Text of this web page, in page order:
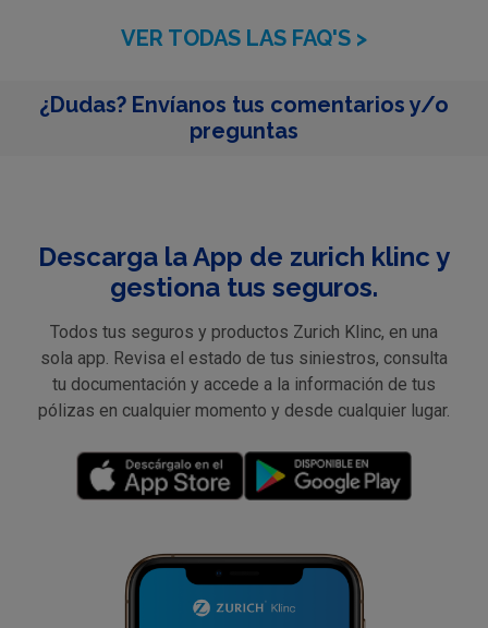
VER TODAS LAS FAQ'S >
¿Dudas? Envíanos tus comentarios y/o
preguntas
Descarga la App de zurich klinc y
gestiona tus seguros.
Todos tus seguros y productos Zurich Klinc, en una
sola app. Revisa el estado de tus siniestros, consulta
tu documentación y accede a la información de tus
pólizas en cualquier momento y desde cualquier lugar.